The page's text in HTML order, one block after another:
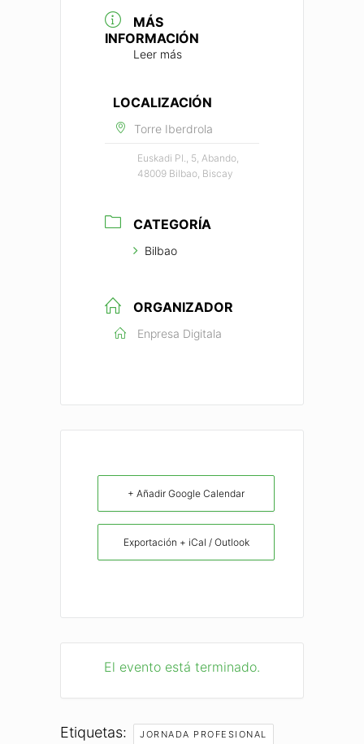
MÁS
INFORMACIÓN
Leer más
LOCALIZACIÓN
Torre Iberdrola
Euskadi Pl., 5, Abando,
48009 Bilbao, Biscay
CATEGORÍA
Bilbao
ORGANIZADOR
Enpresa Digitala
+ Añadir Google Calendar
Exportación + iCal / Outlook
El evento está terminado.
Etiquetas: JORNADA PROFESIONAL